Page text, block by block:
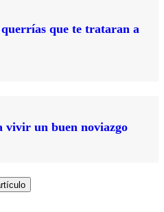
que te trataran a
vivir un buen noviazgo